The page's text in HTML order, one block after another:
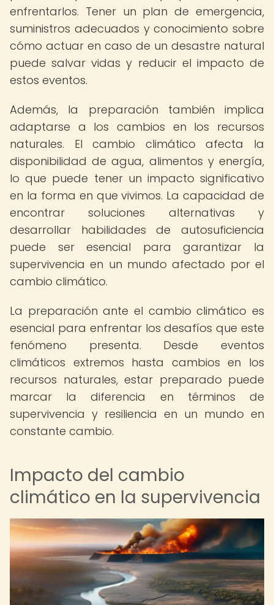
enfrentarlos. Tener un plan de emergencia,
suministros adecuados y conocimiento sobre
cómo actuar en caso de un desastre natural
puede salvar vidas y reducir el impacto de
estos eventos.
Además, la preparación también implica
adaptarse a los cambios en los recursos
naturales. El cambio climático afecta la
disponibilidad de agua, alimentos y energía,
lo que puede tener un impacto significativo
en la forma en que vivimos. La capacidad de
encontrar soluciones alternativas y
desarrollar habilidades de autosuficiencia
puede ser esencial para garantizar la
supervivencia en un mundo afectado por el
cambio climático.
La preparación ante el cambio climático es
esencial para enfrentar los desafíos que este
fenómeno presenta. Desde eventos
climáticos extremos hasta cambios en los
recursos naturales, estar preparado puede
marcar la diferencia en términos de
supervivencia y resiliencia en un mundo en
constante cambio.
Impacto del cambio
climático en la supervivencia